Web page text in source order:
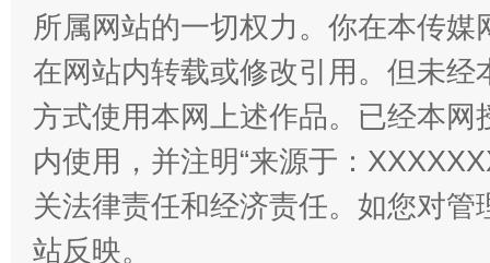
所属网站的一切权力。你在本传
在网站内转载或修改引用。但未
方式使用本网上述作品。已经本
内使用，并注明“来源于：
关法律责任和经济责任。如您对
站反映。